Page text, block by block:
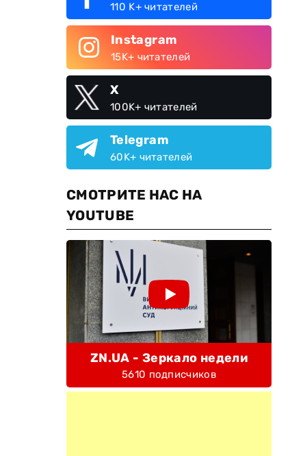
110 K+ читателей
Instagram
15K+ читателей
X
100K+ читателей
Telegram
60K+ читателей
СМОТРИТЕ НАС НА
YOUTUBE
ZN.UA - Зеркало недели
5610 подписчиков